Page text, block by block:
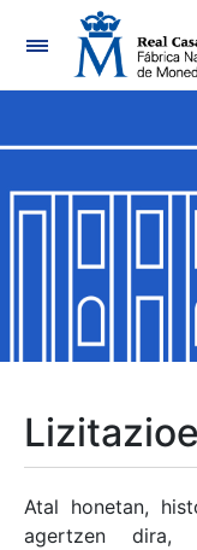
Erakutsi/
Erakutsi/
Erakutsi/
Erakutsi/Ezkutatu
Atal honetan,
agertzen